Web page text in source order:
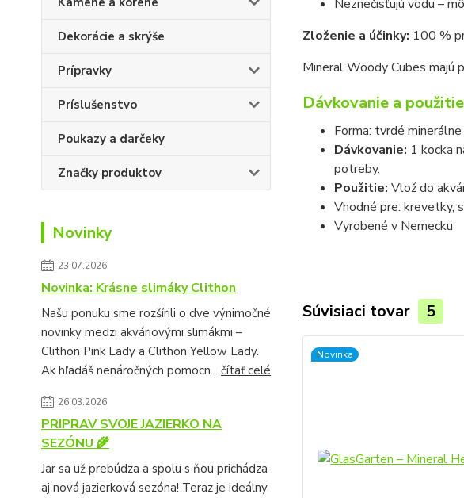
Dekorácie a skrýše
Prípravky
Príslušenstvo
Poukazy a darčeky
Značky produktov
Novinky
23.07.2026
Novinka: Krásne slimáky Clithon
Našu ponuku sme rozšírili o dve výnimočné
novinky medzi akváriovými slimákmi –
Clithon Pink Lady a Clithon Yellow Lady.
Ak hľadáš nenáročných pomocn... čítať celé
26.03.2026
PRIPRAV SVOJE JAZIERKO NA
SEZÓNU 🌾
Jar sa už prebúdza a spolu s ňou prichádza
aj nová jazierková sezóna! Teraz je ideálny
Neznečisťujú vodu –
Zloženie a účinky: 100 %
Mineral Woody Cubes majú
Dávkovanie a
Forma: tvrdé
Dávkovanie: 1 kocka
potreby.
Použitie: Vlož do
Vhodné pre: krevetky,
Vyrobené v Nemecku
Súvisiaci tovar 5
Novinka